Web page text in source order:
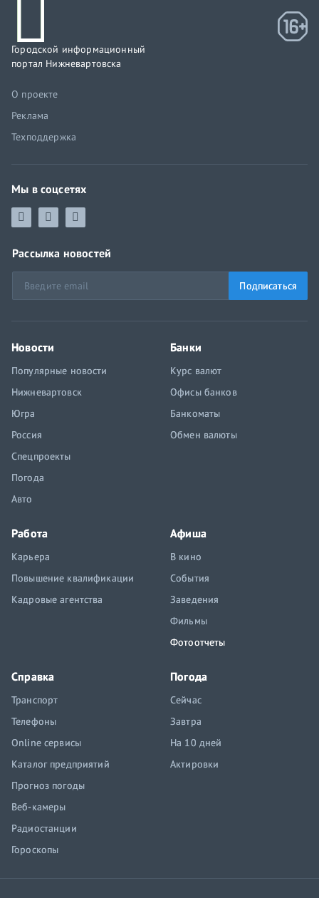
Городской информационный
портал Нижневартовска
О проекте
Реклама
Техподдержка
Мы в соцсетях
Рассылка новостей
Подписаться
Новости
Популярные новости
Нижневартовск
Югра
Россия
Спецпроекты
Погода
Авто
Банки
Курс валют
Офисы банков
Банкоматы
Обмен валюты
Работа
Карьера
Повышение квалификации
Кадровые агентства
Афиша
В кино
События
Заведения
Фильмы
Фотоотчеты
Справка
Транспорт
Телефоны
Online сервисы
Каталог предприятий
Прогноз погоды
Веб-камеры
Радиостанции
Гороскопы
Погода
Сейчас
Завтра
На 10 дней
Актировки